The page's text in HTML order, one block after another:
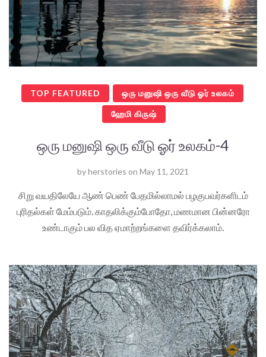
TOP FEATURED ஒரு மனுஷி ஒரு வீடு ஓர் உலகம்
ஹேமி கிருஷ்
ஒரு மனுஷி ஒரு வீடு ஓர் உலகம்-4
byherstories on May 11, 2021
சிறு வயதிலேயே ஆண் பெண் பேதமில்லாமல் பழகுபவர்களிடம்
புரிதல்கள் மேம்படும். காதலிக்கும்போதோ, மணமான பின்னரோ
உண்டாகும் பல வித ஏமாற்றங்களை தவிர்க்கலாம்.